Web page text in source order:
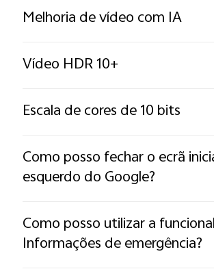
Melhoria de vídeo com IA
Vídeo HDR 10+
Escala de cores de 10 bits
Como posso fechar o ecrã
esquerdo do Google?
Como posso utilizar a
Informações de emergência?